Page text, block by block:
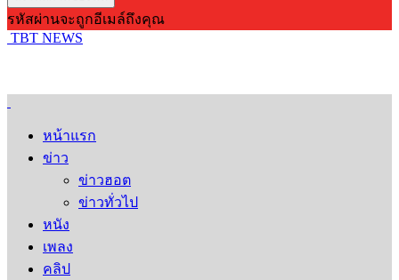
รหัสผ่านจะถูกอีเมล์ถึงคุณ
TBT NEWS
หน้าแรก
ข่าว
ข่าวฮอต
ข่าวทั่วไป
หนัง
เพลง
คลิป